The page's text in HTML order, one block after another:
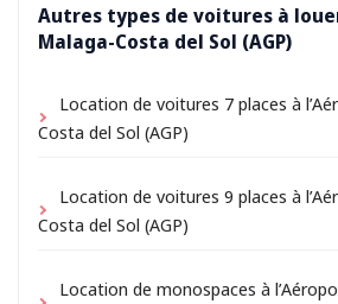
Autres types de voitures à
Malaga-Costa del Sol (AGP)
Location de voitures 7 places à
Costa del Sol (AGP)
Location de voitures 9 places à
Costa del Sol (AGP)
Location de monospaces à